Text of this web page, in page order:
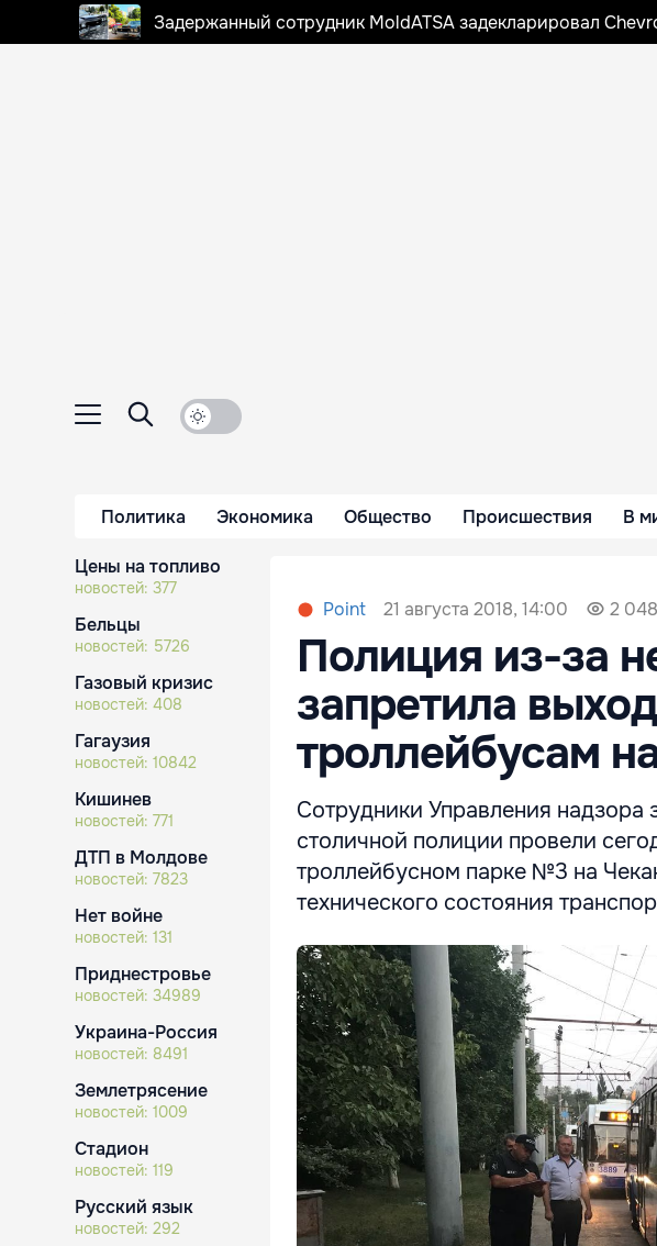
Задержанный сотрудник MoldATSA задекларировал
Политика Экономика Общество Происшествия В
Цены на топливо
новостей: 377
Бельцы
новостей: 5726
Газовый кризис
новостей: 408
Гагаузия
новостей: 10842
Кишинев
новостей: 771
ДТП в Молдове
новостей: 7823
Нет войне
новостей: 131
Приднестровье
новостей: 34989
Украина-Россия
новостей: 8491
Землетрясение
новостей: 1009
Стадион
новостей: 119
Русский язык
новостей: 292
Point 21 августа 2018, 14:00 2 048
Полиция из-за
запретила
троллейбусам
Сотрудники Управления
столичной полиции провели
троллейбусном парке №3 на
технического состояния